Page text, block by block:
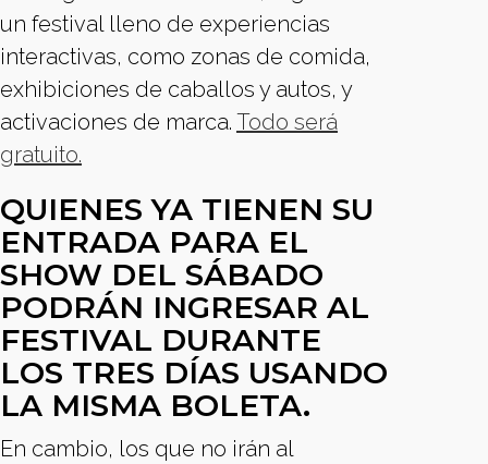
un festival lleno de experiencias
interactivas, como zonas de comida,
exhibiciones de caballos y autos, y
activaciones de marca. Todo será
gratuito.
QUIENES YA TIENEN SU
ENTRADA PARA EL
SHOW DEL SÁBADO
PODRÁN INGRESAR AL
FESTIVAL DURANTE
LOS TRES DÍAS USANDO
LA MISMA BOLETA.
En cambio, los que no irán al